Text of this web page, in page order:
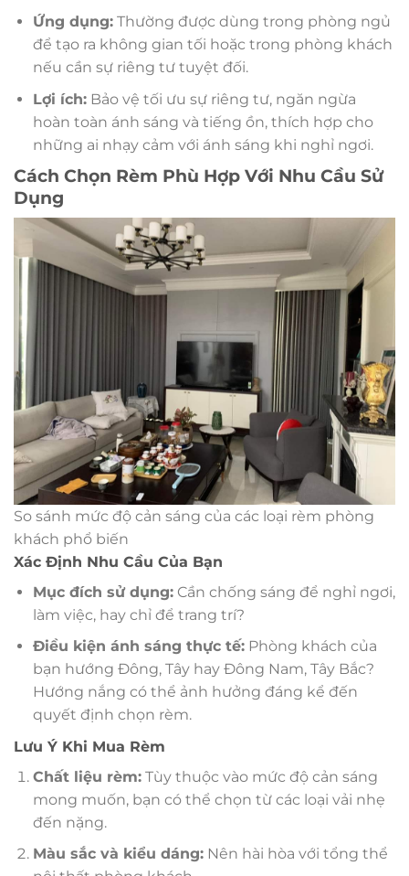
Ứng dụng:Thường được dùng trong phòng ngủ
để tạo ra không gian tối hoặc trong phòng khách
nếu cần sự riêng tư tuyệt đối.
Lợi ích:Bảo vệ tối ưu sự riêng tư, ngăn ngừa
hoàn toàn ánh sáng và tiếng ồn, thích hợp cho
những ai nhạy cảm với ánh sáng khi nghỉ ngơi.
Cách Chọn Rèm Phù Hợp Với Nhu Cầu Sử
Dụng
So sánh mức độ cản sáng của các loại rèm phòng
khách phổ biến
Xác Định Nhu Cầu Của Bạn
Mục đích sử dụng:Cần chống sáng để nghỉ ngơi,
làm việc, hay chỉ để trang trí?
Điều kiện ánh sáng thực tế:Phòng khách của
bạn hướng Đông, Tây hay Đông Nam, Tây Bắc?
Hướng nắng có thể ảnh hưởng đáng kể đến
quyết định chọn rèm.
Lưu Ý Khi Mua Rèm
Chất liệu rèm:Tùy thuộc vào mức độ cản sáng
mong muốn, bạn có thể chọn từ các loại vải nhẹ
đến nặng.
Màu sắc và kiểu dáng:Nên hài hòa với tổng thể